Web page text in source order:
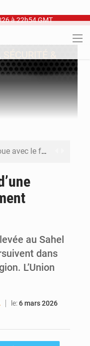
à 22h54 GMT
,
Bamako joue avec le feu
AfroBasket U18 : Le Mali défend sa double couronne à Abidjan
au Sahel
dans
L’Union
le:6 mars 2026